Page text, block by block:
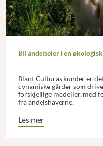
Bli andelseier i en
Blant Culturas kunder er
dynamiske gårder som
forskjellige modeller, med
fra andelshaverne.
Les mer